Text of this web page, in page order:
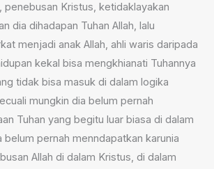
penebusan Kristus, ketidaklayakan
dia dihadapan Tuhan Allah, lalu
menjadi anak Allah, ahli waris daripada
kekal bisa mengkhianati Tuhannya
tidak bisa masuk di dalam logika
mungkin dia belum pernah
Tuhan yang begitu luar biasa di dalam
belum pernah menndapatkan karunia
Allah di dalam Kristus, di dalam